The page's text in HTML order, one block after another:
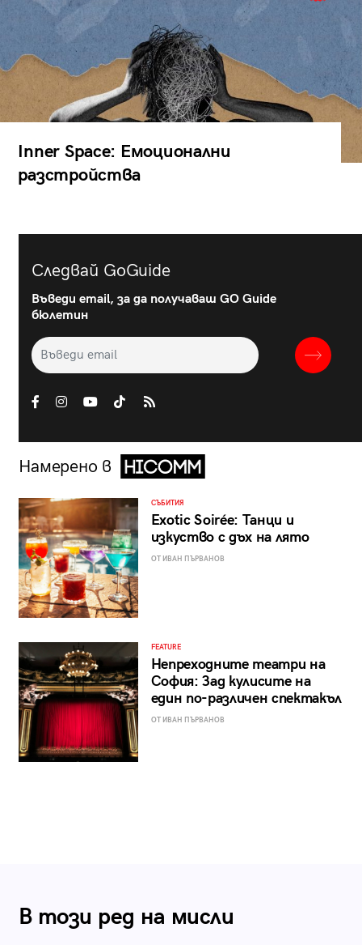
Inner Space: Емоционални
разстройства
Следвай GoGuide
Въведи email, за да получаваш GO Guide
бюлетин
Намерено в
СЪБИТИЯ
Exotic Soirée: Танци и
изкуство с дъх на лято
ОТ ИВАН ПЪРВАНОВ
FEATURE
Непреходните театри на
София: Зад кулисите на
един по-различен спектакъл
ОТ ИВАН ПЪРВАНОВ
В този ред на мисли